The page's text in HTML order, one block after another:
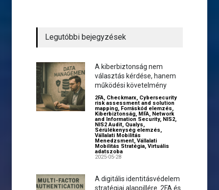
Legutóbbi bejegyzések
A kiberbiztonság nem
választás kérdése, hanem
működési követelmény
2FA, Checkmarx, Cybersecurity
risk assessment and solution
mapping, Forráskód elemzés,
Kiberbiztonság, MFA, Network
and Information Security, NIS2,
NIS2 Audit, Qualys,
Sérülékenység elemzés,
Vállalati Mobilitás
Menedzsment, Vállalati
Mobilitás Stratégia, Virtuális
adatszoba
2025-05-28
A digitális identitásvédelem
stratégiai alappillére. 2FA és